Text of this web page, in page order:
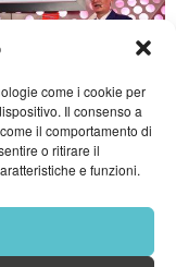
come i cookie per
Il consenso a
il comportamento di
o ritirare il
e funzioni.